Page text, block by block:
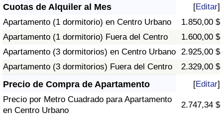
Cuotas de Alquiler al Mes [Editar]
Apartamento (1 dormitorio) en Centro Urbano
1.850,00 $
Apartamento (1 dormitorio) Fuera del Centro
1.600,00 $
Apartamento (3 dormitorios) en Centro Urbano 2.925,00 $
Apartamento (3 dormitorios) Fuera del Centro
2.329,00 $
Precio de Compra de Apartamento [Editar]
Precio por Metro Cuadrado para Apartamento
en Centro Urbano
2.747,34 $